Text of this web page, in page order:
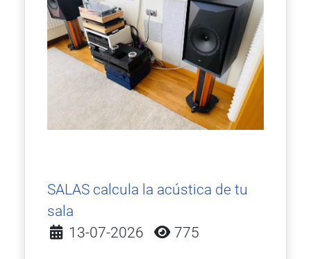
SALAS calcula la acústica de tu
sala
Detalles
13-07-2026 775